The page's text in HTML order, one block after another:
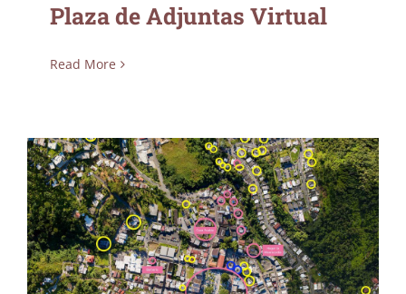
Plaza de Adjuntas Virtual
Read More